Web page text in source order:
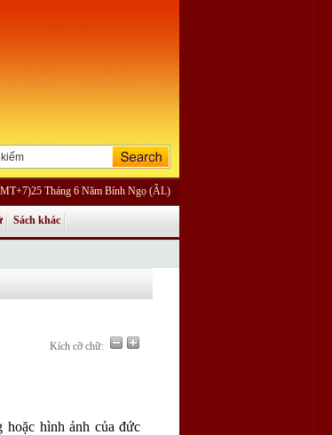
Tháng 6 Năm Bính Ngọ (ÂL)
Sách khác
Kích cỡ chữ:
hoặc hình ảnh của đức